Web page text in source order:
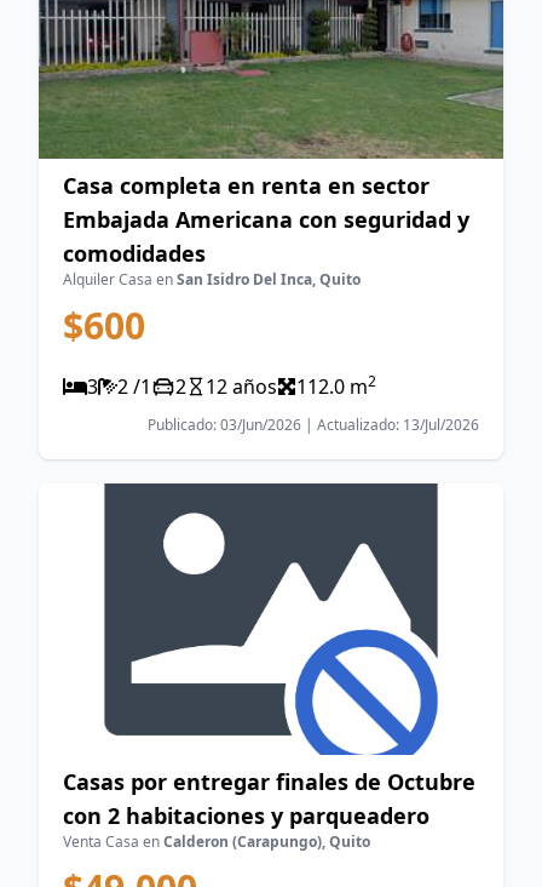
Casa completa en renta en sector
Embajada Americana con seguridad y
comodidades
Alquiler Casa enSan Isidro Del Inca, Quito
$600
3 2 /1 2 12 años 112.0 m2
Publicado: 03/Jun/2026 | Actualizado: 13/Jul/2026
Casas por entregar finales de Octubre
con 2 habitaciones y parqueadero
Venta Casa enCalderon (Carapungo), Quito